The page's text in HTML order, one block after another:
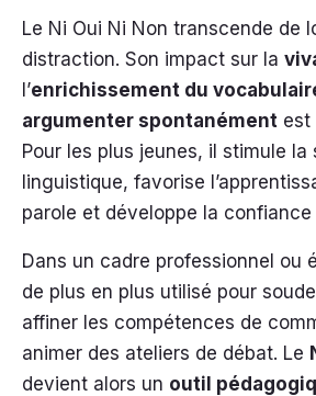
Le Ni Oui Ni Non transcende de
distraction. Son impact sur la
l’enrichissement du
argumenter spontanément est
Pour les plus jeunes, il stimule
linguistique, favorise
parole et développe la confiance
Dans un cadre professionnel ou
de plus en plus utilisé pour
affiner les compétences de
animer des ateliers de débat. Le
devient alors un outil